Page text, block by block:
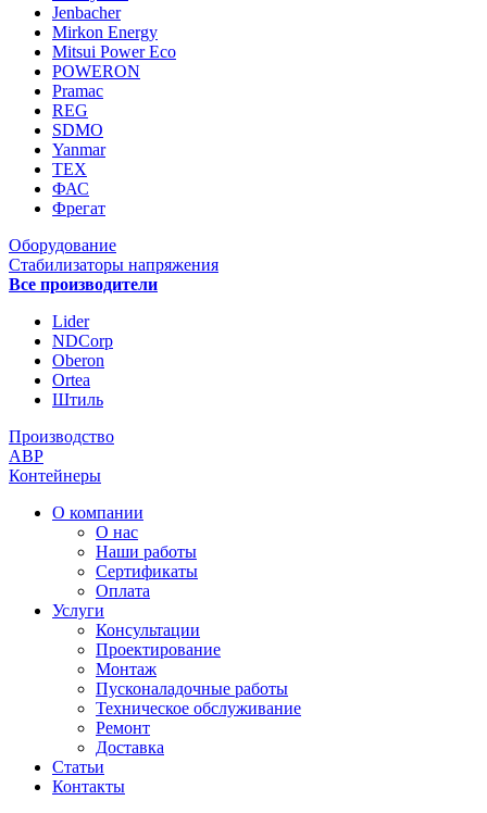
Jenbacher
Mirkon Energy
Mitsui Power Eco
POWERON
Pramac
REG
SDMO
Yanmar
ТЕХ
ФАС
Фрегат
Оборудование
Стабилизаторы напряжения
Все производители
Lider
NDCorp
Oberon
Ortea
Штиль
Производство
АВР
Контейнеры
О компании
О нас
Наши работы
Сертификаты
Оплата
Услуги
Консультации
Проектирование
Монтаж
Пусконаладочные работы
Техническое обслуживание
Ремонт
Доставка
Статьи
Контакты